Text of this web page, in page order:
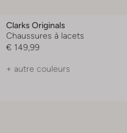
Clarks Originals
Chaussures à lacets
€ 149,99
+ autre couleurs